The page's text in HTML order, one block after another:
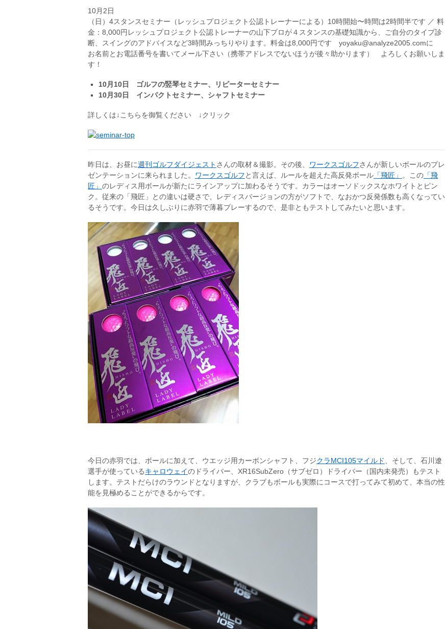
10月2日
（日） 4スタンスセミナー （レッシュプロジェクト公認トレーナーによる） 10時開始〜時間は2時間半です ／ 料
金：8,000円 レッシュプロジェクト公認トレーナーの山下プロが４スタンスの基礎知識から、ご自分のタイプ診
断、スイングのアドバイスなど3時間みっちりやります。料金は8,000円です yoyaku@analyze2005.comに
お名前とお電話番号を書いてメール下さい（携帯アドレスでないほうが後々助かります） よろしくお願いしま
す！
10月10日 ゴルフの竪琴セミナー、リピーターセミナー
10月30日 インパクトセミナー、シャフトセミナー
詳しくは↓こちらを御覧ください ↓クリック
昨日は、お昼に週刊ゴルフダイジェスト さんの取材＆撮影。その後、 ワークスゴルフさんが新しいボールのプレ
ゼンテーションに来られました。 ワークスゴルフと言えば、ルールを超えた高反発ボール 「飛匠」 。この 「飛
匠」 のレディス用ボールが新たにラインアップに加わるそうです。カラーはオーソドックスなホワイトとピン
ク。従来の「飛匠」との違いは硬さで、レディスバージョンの方がソフトで、なおかつ反発係数も高くなってい
るそうです。今日は久しぶりに赤羽で薄暮プレーするので、是非ともテストしてみたいと思います。
今日の赤羽では、ボールに加えて、ウエッジ用カーボンシャフト、フジクラMCI105マイルド
、そして、石川遼
選手が使っているキャロウェイのドライバー、XR16SubZero（サブゼロ）ドライバー（国内未発売）もテスト
します。テストだらけのラウンドとなりますが、クラブもボールも実際にコースで打ってみて初めて、本当の性
能を見極めることができるからです。